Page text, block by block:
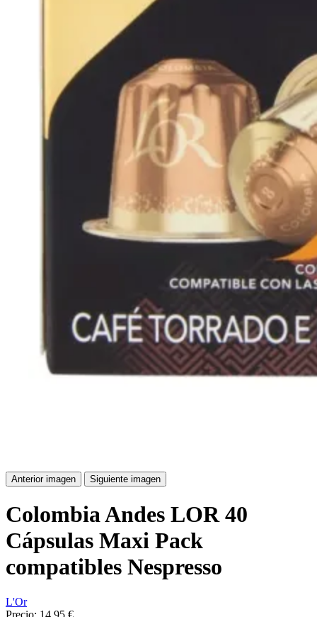
Anterior imagen Siguiente imagen
Colombia Andes LOR 40
Cápsulas Maxi Pack
compatibles Nespresso
L'Or
Precio: 14,95 €